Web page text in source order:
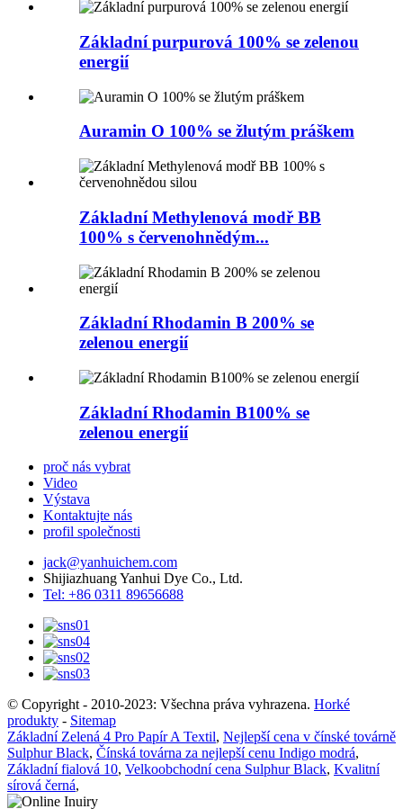
Základní purpurová 100% se zelenou
energií
Auramin O 100% se žlutým práškem
Základní Methylenová modř BB
100% s červenohnědým...
Základní Rhodamin B 200% se
zelenou energií
Základní Rhodamin B100% se
zelenou energií
proč nás vybrat
Video
Výstava
Kontaktujte nás
profil společnosti
jack@yanhuichem.com
Shijiazhuang Yanhui Dye Co., Ltd.
Tel: +86 0311 89656688
© Copyright - 2010-2023: Všechna práva vyhrazena. Horké
produkty - Sitemap
Základní Zelená 4 Pro Papír A Textil, Nejlepší cena v čínské továrně
Sulphur Black, Čínská továrna za nejlepší cenu Indigo modrá,
Základní fialová 10, Velkoobchodní cena Sulphur Black, Kvalitní
sírová černá,